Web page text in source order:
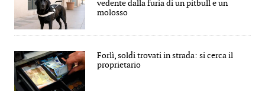
vedente dalla furia di un pitbull e un
molosso
Forlì, soldi trovati in strada: si cerca il
proprietario